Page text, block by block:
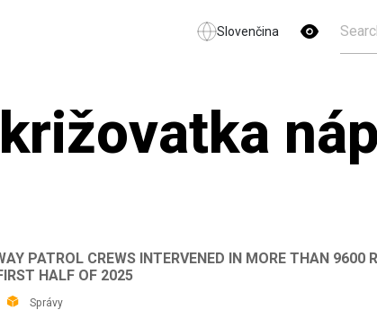
Slovenčina
križovatka
PATROL CREWS INTERVENED IN MORE THAN 9600
HALF OF 2025
Správy